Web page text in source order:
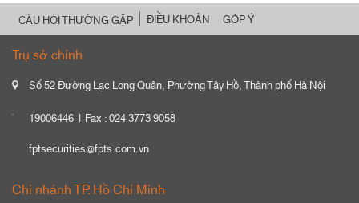
CÂU HỎI THƯỜNG GẶP ĐIỀU KHOẢN GÓP Ý
Trụ sở chính
Số 52 Đường Lạc Long Quân, Phường Tây Hồ, Thành phố Hà Nội
19006446
Fax : 024 3773 9058
fptsecurities@fpts.com.vn
Chi nhánh TP. Hồ Chí Minh